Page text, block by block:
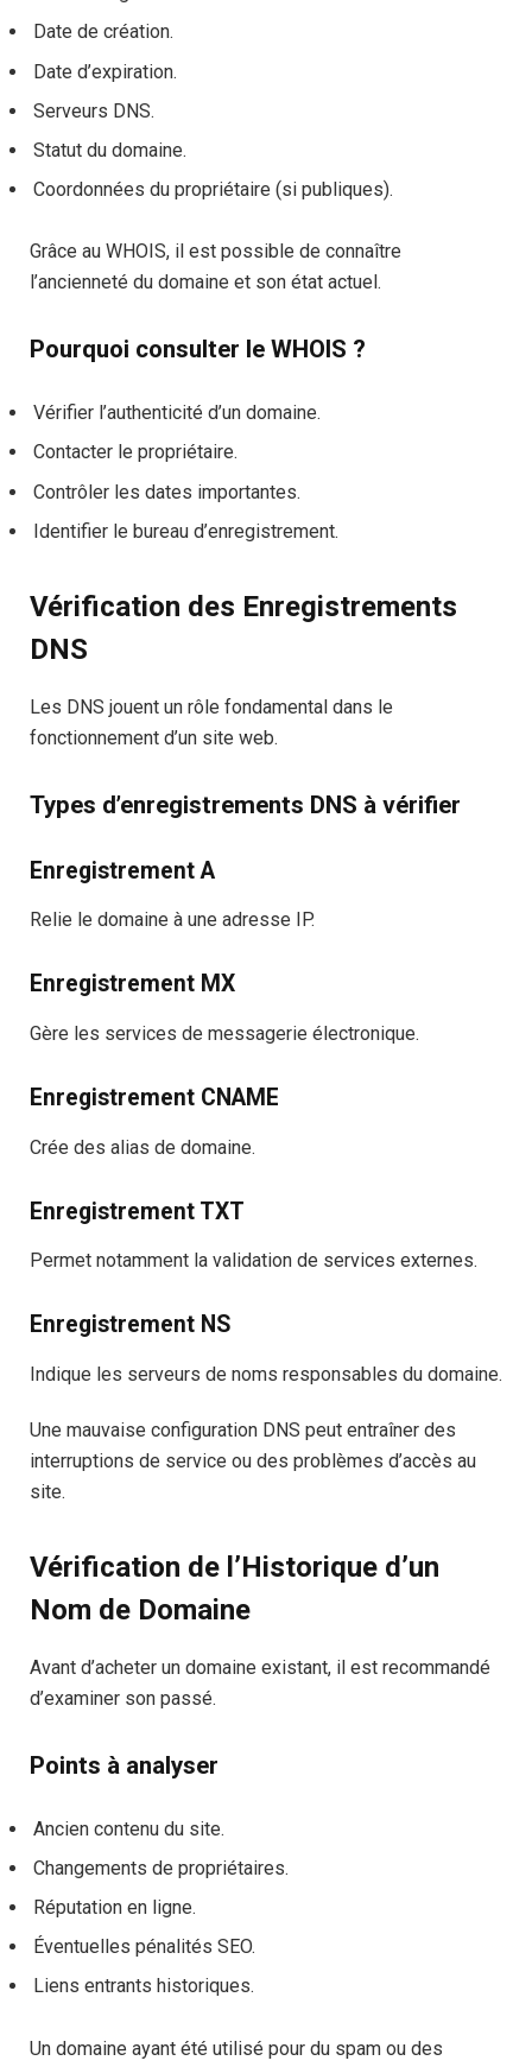
Date de création.
Date d’expiration.
Serveurs DNS.
Statut du domaine.
Coordonnées du propriétaire (si publiques).
Grâce au WHOIS, il est possible de connaître
l’ancienneté du domaine et son état actuel.
Pourquoi consulter le WHOIS ?
Vérifier l’authenticité d’un domaine.
Contacter le propriétaire.
Contrôler les dates importantes.
Identifier le bureau d’enregistrement.
Vérification des Enregistrements
DNS
Les DNS jouent un rôle fondamental dans le
fonctionnement d’un site web.
Types d’enregistrements DNS à vérifier
Enregistrement A
Relie le domaine à une adresse IP.
Enregistrement MX
Gère les services de messagerie électronique.
Enregistrement CNAME
Crée des alias de domaine.
Enregistrement TXT
Permet notamment la validation de services externes.
Enregistrement NS
Indique les serveurs de noms responsables du domaine.
Une mauvaise configuration DNS peut entraîner des
interruptions de service ou des problèmes d’accès au
site.
Vérification de l’Historique d’un
Nom de Domaine
Avant d’acheter un domaine existant, il est recommandé
d’examiner son passé.
Points à analyser
Ancien contenu du site.
Changements de propriétaires.
Réputation en ligne.
Éventuelles pénalités SEO.
Liens entrants historiques.
Un domaine ayant été utilisé pour du spam ou des